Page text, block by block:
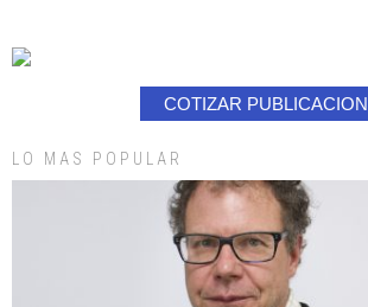
COTIZAR PUBLICACION
LO MAS POPULAR